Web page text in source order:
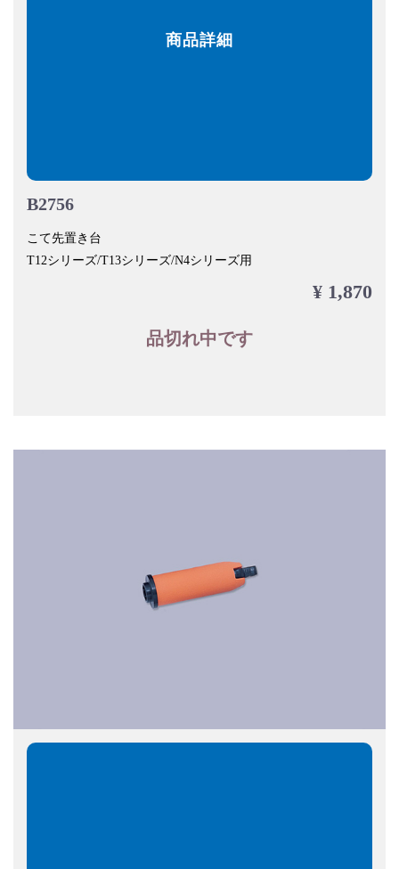
商品詳細
B2756
こて先置き台
T12シリーズ/T13シリーズ/N4シリーズ用
¥ 1,870
品切れ中です